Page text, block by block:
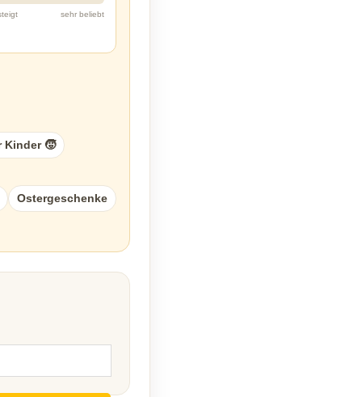
sehr beliebt
Kinder 🧒
Ostergeschenke